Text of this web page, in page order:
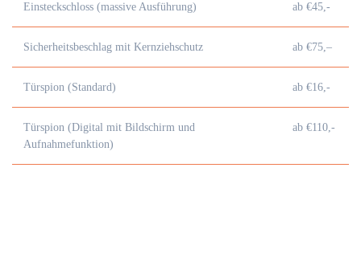
Einsteckschloss (massive Ausführung) ab €45,-
Sicherheitsbeschlag mit Kernziehschutz ab €75,–
Türspion (Standard) ab €16,-
Türspion (Digital mit Bildschirm und
Aufnahmefunktion)
ab €110,-